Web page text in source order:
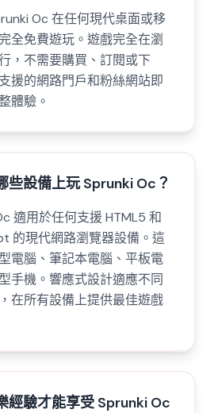
Oc 在任何現代桌面或移
全免費遊玩。遊戲完全在瀏
，不需要購買、訂閱或下
援的網路門戶和粉絲網站即
體驗。
些設備上玩 Sprunki Oc？
適用於任何支援 HTML5 和
的現代網路瀏覽器設備。這
電腦、筆記本電腦、平板電
手機。響應式設計適應不同
在所有設備上提供最佳遊戲
經驗才能享受 Sprunki Oc